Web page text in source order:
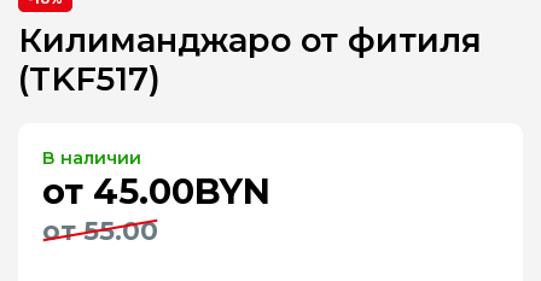
Килиманджаро от фитиля
(TKF517)
В наличии
от 45.00BYN
от 55.00